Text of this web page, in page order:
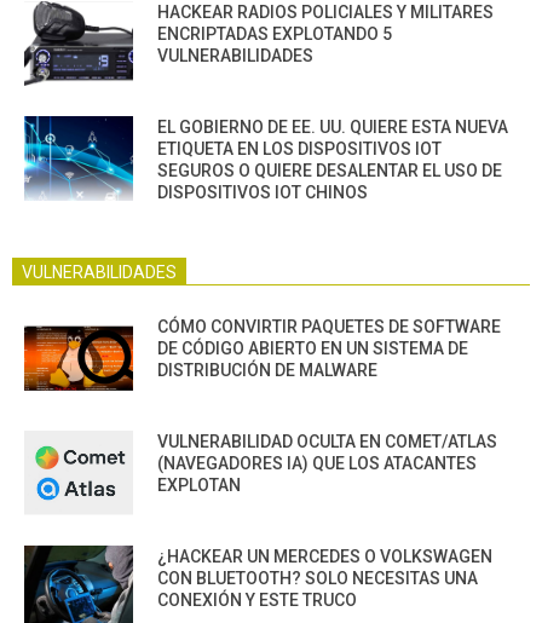
HACKEAR RADIOS POLICIALES Y MILITARES
ENCRIPTADAS EXPLOTANDO 5
VULNERABILIDADES
EL GOBIERNO DE EE. UU. QUIERE ESTA NUEVA
ETIQUETA EN LOS DISPOSITIVOS IOT
SEGUROS O QUIERE DESALENTAR EL USO DE
DISPOSITIVOS IOT CHINOS
VULNERABILIDADES
CÓMO CONVIRTIR PAQUETES DE SOFTWARE
DE CÓDIGO ABIERTO EN UN SISTEMA DE
DISTRIBUCIÓN DE MALWARE
VULNERABILIDAD OCULTA EN COMET/ATLAS
(NAVEGADORES IA) QUE LOS ATACANTES
EXPLOTAN
¿HACKEAR UN MERCEDES O VOLKSWAGEN
CON BLUETOOTH? SOLO NECESITAS UNA
CONEXIÓN Y ESTE TRUCO